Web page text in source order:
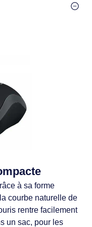
à sa forme
courbe naturelle de
rentre facilement
un sac, pour les